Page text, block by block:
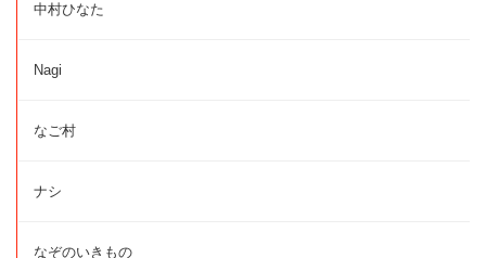
中村ひなた
Nagi
なご村
ナシ
なぞのいきもの